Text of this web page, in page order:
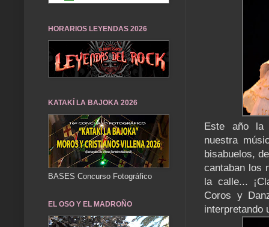
Este año la
nuestra
bisabuelos,
cantaban los
la calle...
Coros y
interpretando
HORARIOS LEYENDAS 2026
KATAKÍ LA BAJOKA 2026
BASES Concurso Fotográfico
EL OSO Y EL MADROÑO